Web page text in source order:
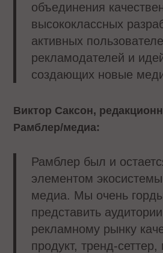
объединения
высококлассных
активных
рекламодателей и
создающих новые
Виктор Саксон,
Рамблер/медиа:
Рамблер был и
элементом
медиа. Мы очень
представить
рекламному рынку
продукт, тренд-